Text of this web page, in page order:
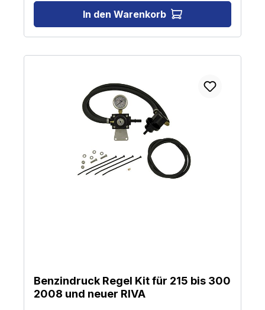
Montageanleitungen.
In den Warenkorb
Benzindruck Regel Kit für 215 bis 300
2008 und neuer RIVA